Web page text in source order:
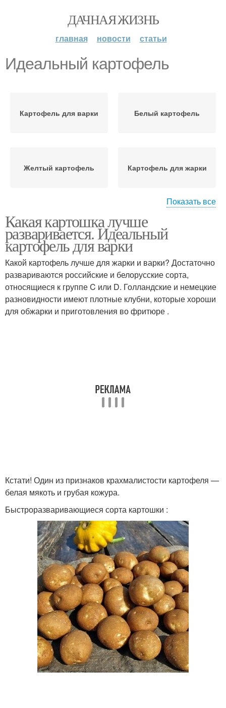
ДАЧНАЯ ЖИЗНЬ
главная новости статьи
Идеальный картофель
Картофель для варки Белый картофель
Желтый картофель Картофель для жарки
Картофель в украине
украины
Блюда из картофеля
Картофель для
подмосковья
Картофель с описанием
Картофель для пюре
Картофель в средней
полосе
Картофель по скорости
Рассыпчатый
картофель
Картофель с высоким
содержанием
Показать все
Какая картошка лучше
разваривается. Идеальный
картофель для варки
Какой картофель лучше для жарки и варки? Достаточно
развариваются российские и белорусские сорта,
относящиеся к группе C или D. Голландские и немецкие
разновидности имеют плотные клубни, которые хороши
для обжарки и приготовления во фритюре .
Кстати! Один из признаков крахмалистости картофеля —
белая мякоть и грубая кожура.
Быстроразваривающиеся сорта картошки :